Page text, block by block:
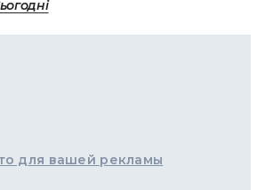
для вашей рекламы